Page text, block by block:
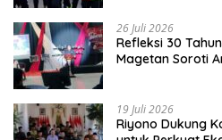
26 Juli 2026
Refleksi 30
Magetan Soroti
19 Juli 2026
Riyono Dukung